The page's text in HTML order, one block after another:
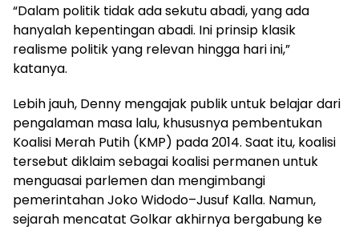
“Dalam politik tidak ada sekutu abadi, yang ada
hanyalah kepentingan abadi. Ini prinsip klasik
realisme politik yang relevan hingga hari ini,”
katanya.
Lebih jauh, Denny mengajak publik untuk belajar dari
pengalaman masa lalu, khususnya pembentukan
Koalisi Merah Putih (KMP) pada 2014. Saat itu, koalisi
tersebut diklaim sebagai koalisi permanen untuk
menguasai parlemen dan mengimbangi
pemerintahan Joko Widodo–Jusuf Kalla. Namun,
sejarah mencatat Golkar akhirnya bergabung ke